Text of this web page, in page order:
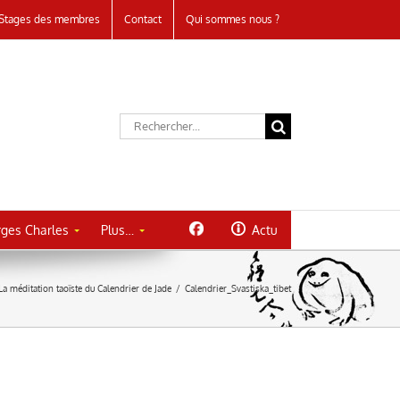
des membres Contact Qui sommes nous ?
Rechercher:
Charles Plus… Actu
méditation taoïste du Calendrier de Jade / Calendrier_Svastiska_tibet